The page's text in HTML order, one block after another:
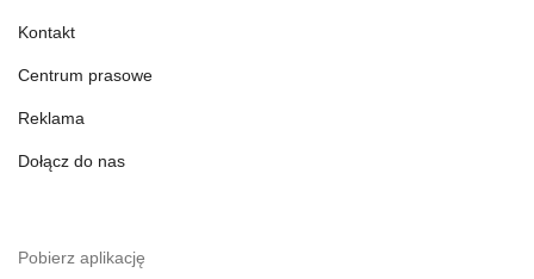
Kontakt
Centrum prasowe
Reklama
Dołącz do nas
Pobierz aplikację